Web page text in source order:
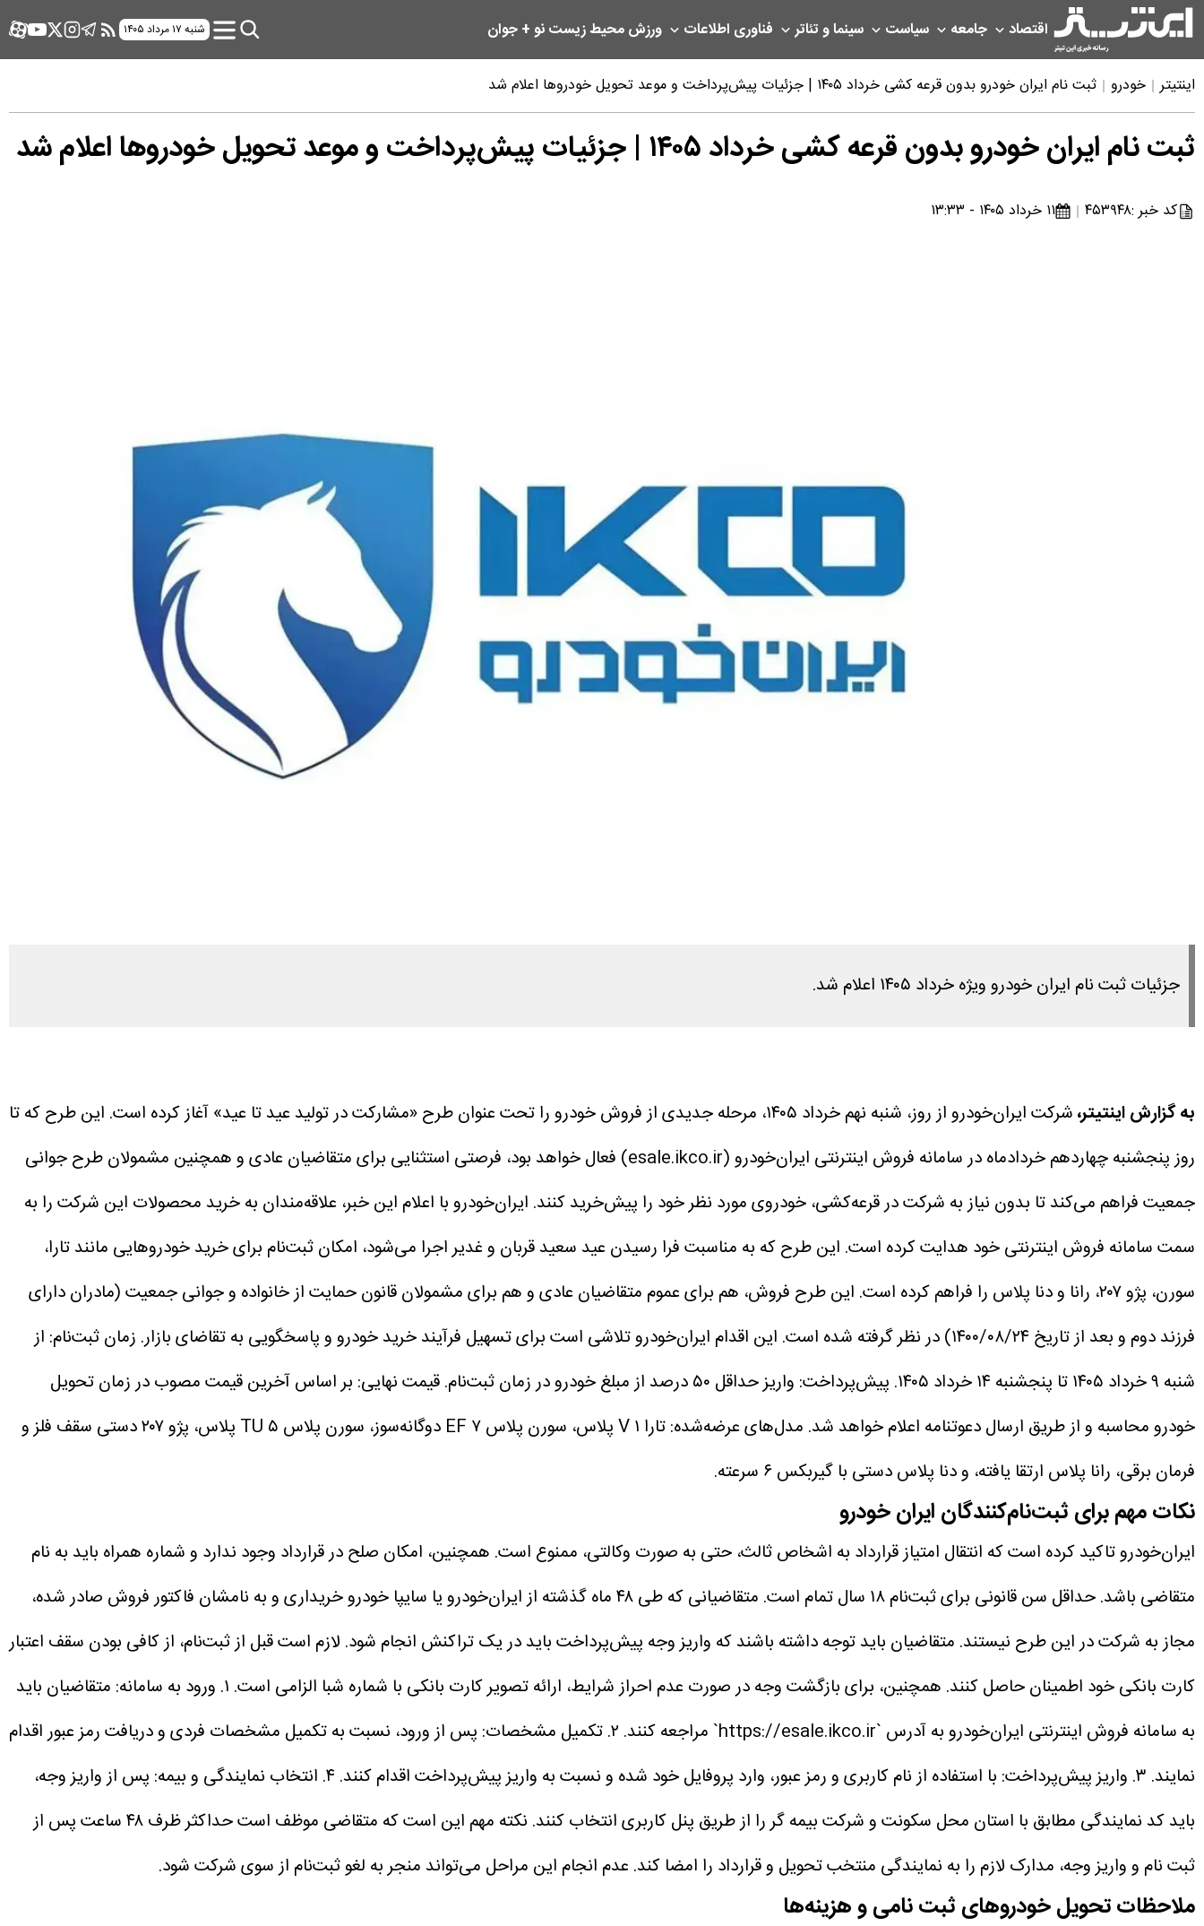
اقتصاد جامعه سیاست سینما و تئاتر فناوری اطلاعات ورزشمحیط زیستنو + جوان شنبه ۱۷ مرداد ۱۴۰۵
اینتیتر خودرو ثبت نام ایران خودرو بدون قرعه کشی خرداد ۱۴۰۵ | جزئیات پیش‌پرداخت و موعد تحویل خودروها اعلام شد
ثبت نام ایران خودرو بدون قرعه کشی خرداد ۱۴۰۵ | جزئیات پیش‌پرداخت و موعد تحویل خودروها اعلام شد
کد خبر :۴۵۳۹۴۸ ۱۱ خرداد ۱۴۰۵ - ۱۳:۳۳
جزئیات ثبت نام ایران خودرو ویژه خرداد ۱۴۰۵ اعلام شد.
به گزارش اینتیتر،
شرکت ایران‌خودرو از روز، شنبه نهم خرداد ۱۴۰۵، مرحله جدیدی از فروش خودرو را تحت عنوان طرح «مشارکت در تولید عید تا عید» آغاز کرده است. این طرح که تا
روز پنجشنبه چهاردهم خردادماه در سامانه فروش اینترنتی ایران‌خودرو (esale.ikco.ir) فعال خواهد بود، فرصتی استثنایی برای متقاضیان عادی و همچنین مشمولان طرح جوانی
جمعیت فراهم می‌کند تا بدون نیاز به شرکت در قرعه‌کشی، خودروی مورد نظر خود را پیش‌خرید کنند. ایران‌خودرو با اعلام این خبر، علاقه‌مندان به خرید محصولات این شرکت را به
سمت سامانه فروش اینترنتی خود هدایت کرده است. این طرح که به مناسبت فرا رسیدن عید سعید قربان و غدیر اجرا می‌شود، امکان ثبت‌نام برای خرید خودرو‌هایی مانند تارا،
سورن، پژو ۲۰۷، رانا و دنا پلاس را فراهم کرده است.
این طرح فروش، هم برای عموم متقاضیان عادی و هم برای مشمولان قانون حمایت از خانواده و جوانی جمعیت (مادران دارای
فرزند دوم و بعد از تاریخ ۱۴۰۰/۰۸/۲۴) در نظر گرفته شده است. این اقدام ایران‌خودرو تلاشی است برای تسهیل فرآیند خرید خودرو و پاسخگویی به تقاضای بازار.
زمان ثبت‌نام: از
شنبه ۹ خرداد ۱۴۰۵ تا پنجشنبه ۱۴ خرداد ۱۴۰۵.
پیش‌پرداخت: واریز حداقل ۵۰ درصد از مبلغ خودرو در زمان ثبت‌نام.
قیمت نهایی: بر اساس آخرین قیمت مصوب در زمان تحویل
خودرو محاسبه و از طریق ارسال دعوتنامه اعلام خواهد شد.
مدل‌های عرضه‌شده: تارا V ۱ پلاس، سورن پلاس EF ۷ دوگانه‌سوز، سورن پلاس TU ۵ پلاس، پژو ۲۰۷ دستی سقف فلز و
فرمان برقی، رانا پلاس ارتقا یافته، و دنا پلاس دستی با گیربکس ۶ سرعته.
نکات مهم برای ثبت‌نام‌کنندگان ایران خودرو
ایران‌خودرو تاکید کرده است که انتقال امتیاز قرارداد به اشخاص ثالث، حتی به صورت وکالتی، ممنوع است. همچنین، امکان صلح در قرارداد وجود ندارد و شماره همراه باید به نام
متقاضی باشد. حداقل سن قانونی برای ثبت‌نام ۱۸ سال تمام است.
متقاضیانی که طی ۴۸ ماه گذشته از ایران‌خودرو یا سایپا خودرو خریداری و به نامشان فاکتور فروش صادر شده،
مجاز به شرکت در این طرح نیستند. متقاضیان باید توجه داشته باشند که واریز وجه پیش‌پرداخت باید در یک تراکنش انجام شود. لازم است قبل از ثبت‌نام، از کافی بودن سقف اعتبار
کارت بانکی خود اطمینان حاصل کنند. همچنین، برای بازگشت وجه در صورت عدم احراز شرایط، ارائه تصویر کارت بانکی با شماره شبا الزامی است. ۱. ورود به سامانه: متقاضیان باید
به سامانه فروش اینترنتی ایران‌خودرو به آدرس `https://esale.ikco.ir` مراجعه کنند.
۲. تکمیل مشخصات: پس از ورود، نسبت به تکمیل مشخصات فردی و دریافت رمز عبور اقدام
نمایند. ۳. واریز پیش‌پرداخت: با استفاده از نام کاربری و رمز عبور، وارد پروفایل خود شده و نسبت به واریز پیش‌پرداخت اقدام کنند.
۴. انتخاب نمایندگی و بیمه: پس از واریز وجه،
باید کد نمایندگی مطابق با استان محل سکونت و شرکت بیمه گر را از طریق پنل کاربری انتخاب کنند.
نکته مهم این است که متقاضی موظف است حداکثر ظرف ۴۸ ساعت پس از
ثبت نام و واریز وجه، مدارک لازم را به نمایندگی منتخب تحویل و قرارداد را امضا کند. عدم انجام این مراحل می‌تواند منجر به لغو ثبت‌نام از سوی شرکت شود.
ملاحظات تحویل خودروهای ثبت نامی و هزینه‌ها